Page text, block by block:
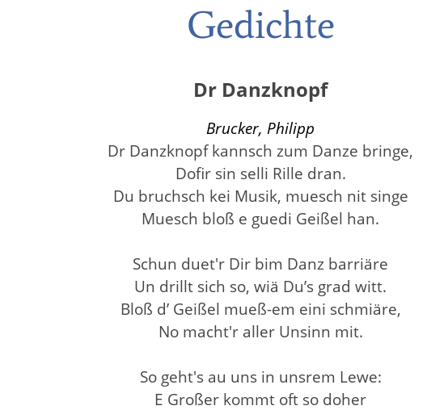
Gedichte
Dr Danzknopf
Brucker, Philipp
Dr Danzknopf kannsch zum Danze bringe,
Dofir sin selli Rille dran.
Du bruchsch kei Musik, muesch nit singe
Muesch bloß e guedi Geißel han.
Schun duet'r Dir bim Danz barriäre
Un drillt sich so, wiä Du’s grad witt.
Bloß d’ Geißel mueß-em eini schmiäre,
No macht'r aller Unsinn mit.
So geht's au uns in unsrem Lewe:
E Großer kommt oft so doher